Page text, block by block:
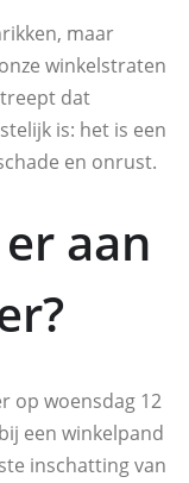
maar
winkelstraten
dat
is: het is een
en onrust.
aan
op woensdag 12
een winkelpand
inschatting van